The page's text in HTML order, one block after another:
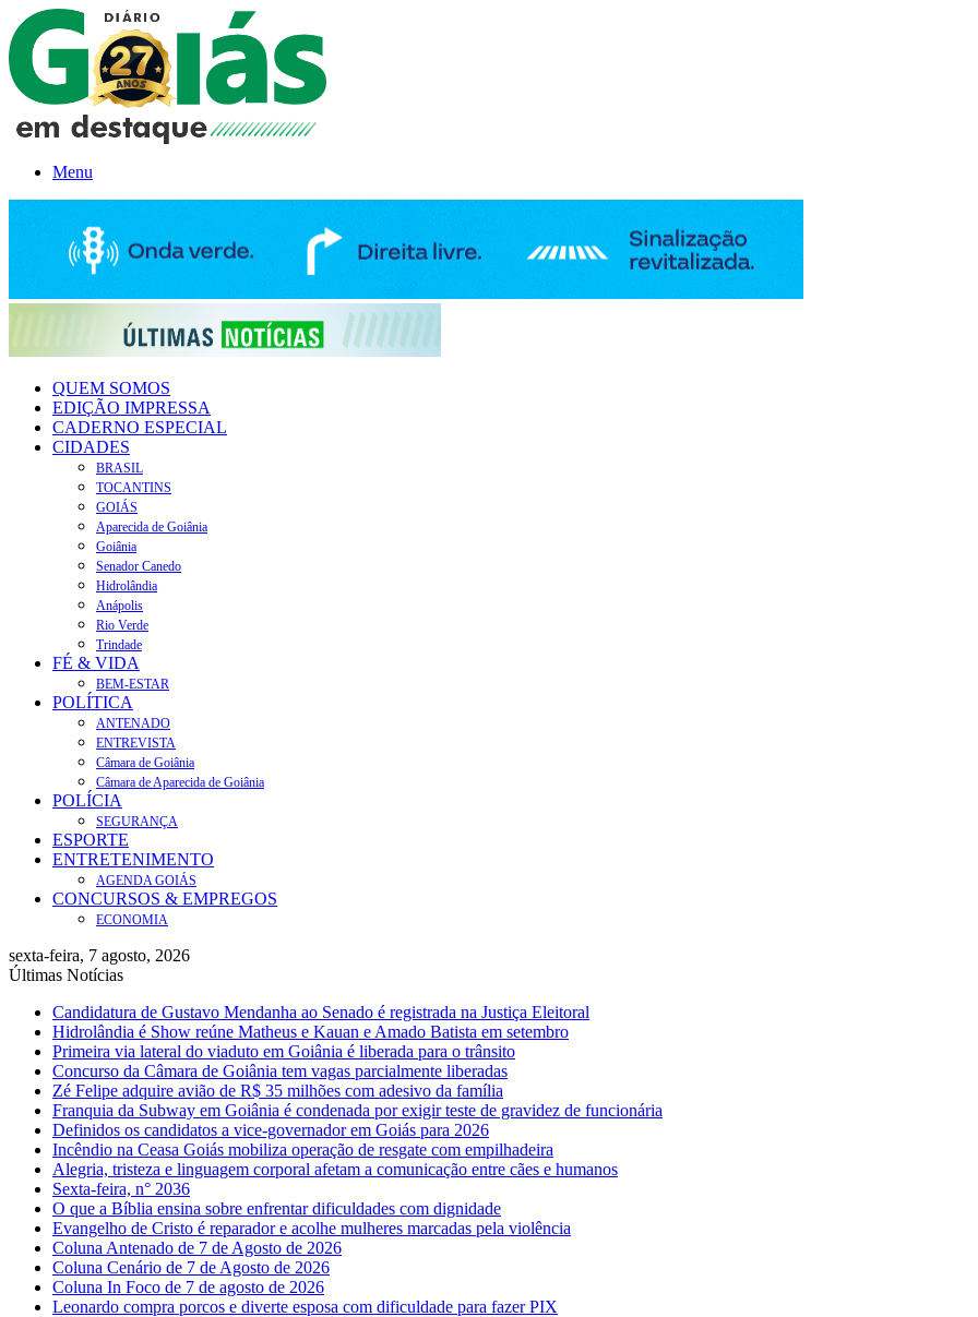
Menu
QUEM SOMOS
EDIÇÃO IMPRESSA
CADERNO ESPECIAL
CIDADES
BRASIL
TOCANTINS
GOIÁS
Aparecida de Goiânia
Goiânia
Senador Canedo
Hidrolândia
Anápolis
Rio Verde
Trindade
FÉ & VIDA
BEM-ESTAR
POLÍTICA
ANTENADO
ENTREVISTA
Câmara de Goiânia
Câmara de Aparecida de Goiânia
POLÍCIA
SEGURANÇA
ESPORTE
ENTRETENIMENTO
AGENDA GOIÁS
CONCURSOS & EMPREGOS
ECONOMIA
sexta-feira, 7 agosto, 2026
Últimas Notícias
Candidatura de Gustavo Mendanha ao Senado é registrada na Justiça Eleitoral
Hidrolândia é Show reúne Matheus e Kauan e Amado Batista em setembro
Primeira via lateral do viaduto em Goiânia é liberada para o trânsito
Concurso da Câmara de Goiânia tem vagas parcialmente liberadas
Zé Felipe adquire avião de R$ 35 milhões com adesivo da família
Franquia da Subway em Goiânia é condenada por exigir teste de gravidez de funcionária
Definidos os candidatos a vice-governador em Goiás para 2026
Incêndio na Ceasa Goiás mobiliza operação de resgate com empilhadeira
Alegria, tristeza e linguagem corporal afetam a comunicação entre cães e humanos
Sexta-feira, n° 2036
O que a Bíblia ensina sobre enfrentar dificuldades com dignidade
Evangelho de Cristo é reparador e acolhe mulheres marcadas pela violência
Coluna Antenado de 7 de Agosto de 2026
Coluna Cenário de 7 de Agosto de 2026
Coluna In Foco de 7 de agosto de 2026
Leonardo compra porcos e diverte esposa com dificuldade para fazer PIX